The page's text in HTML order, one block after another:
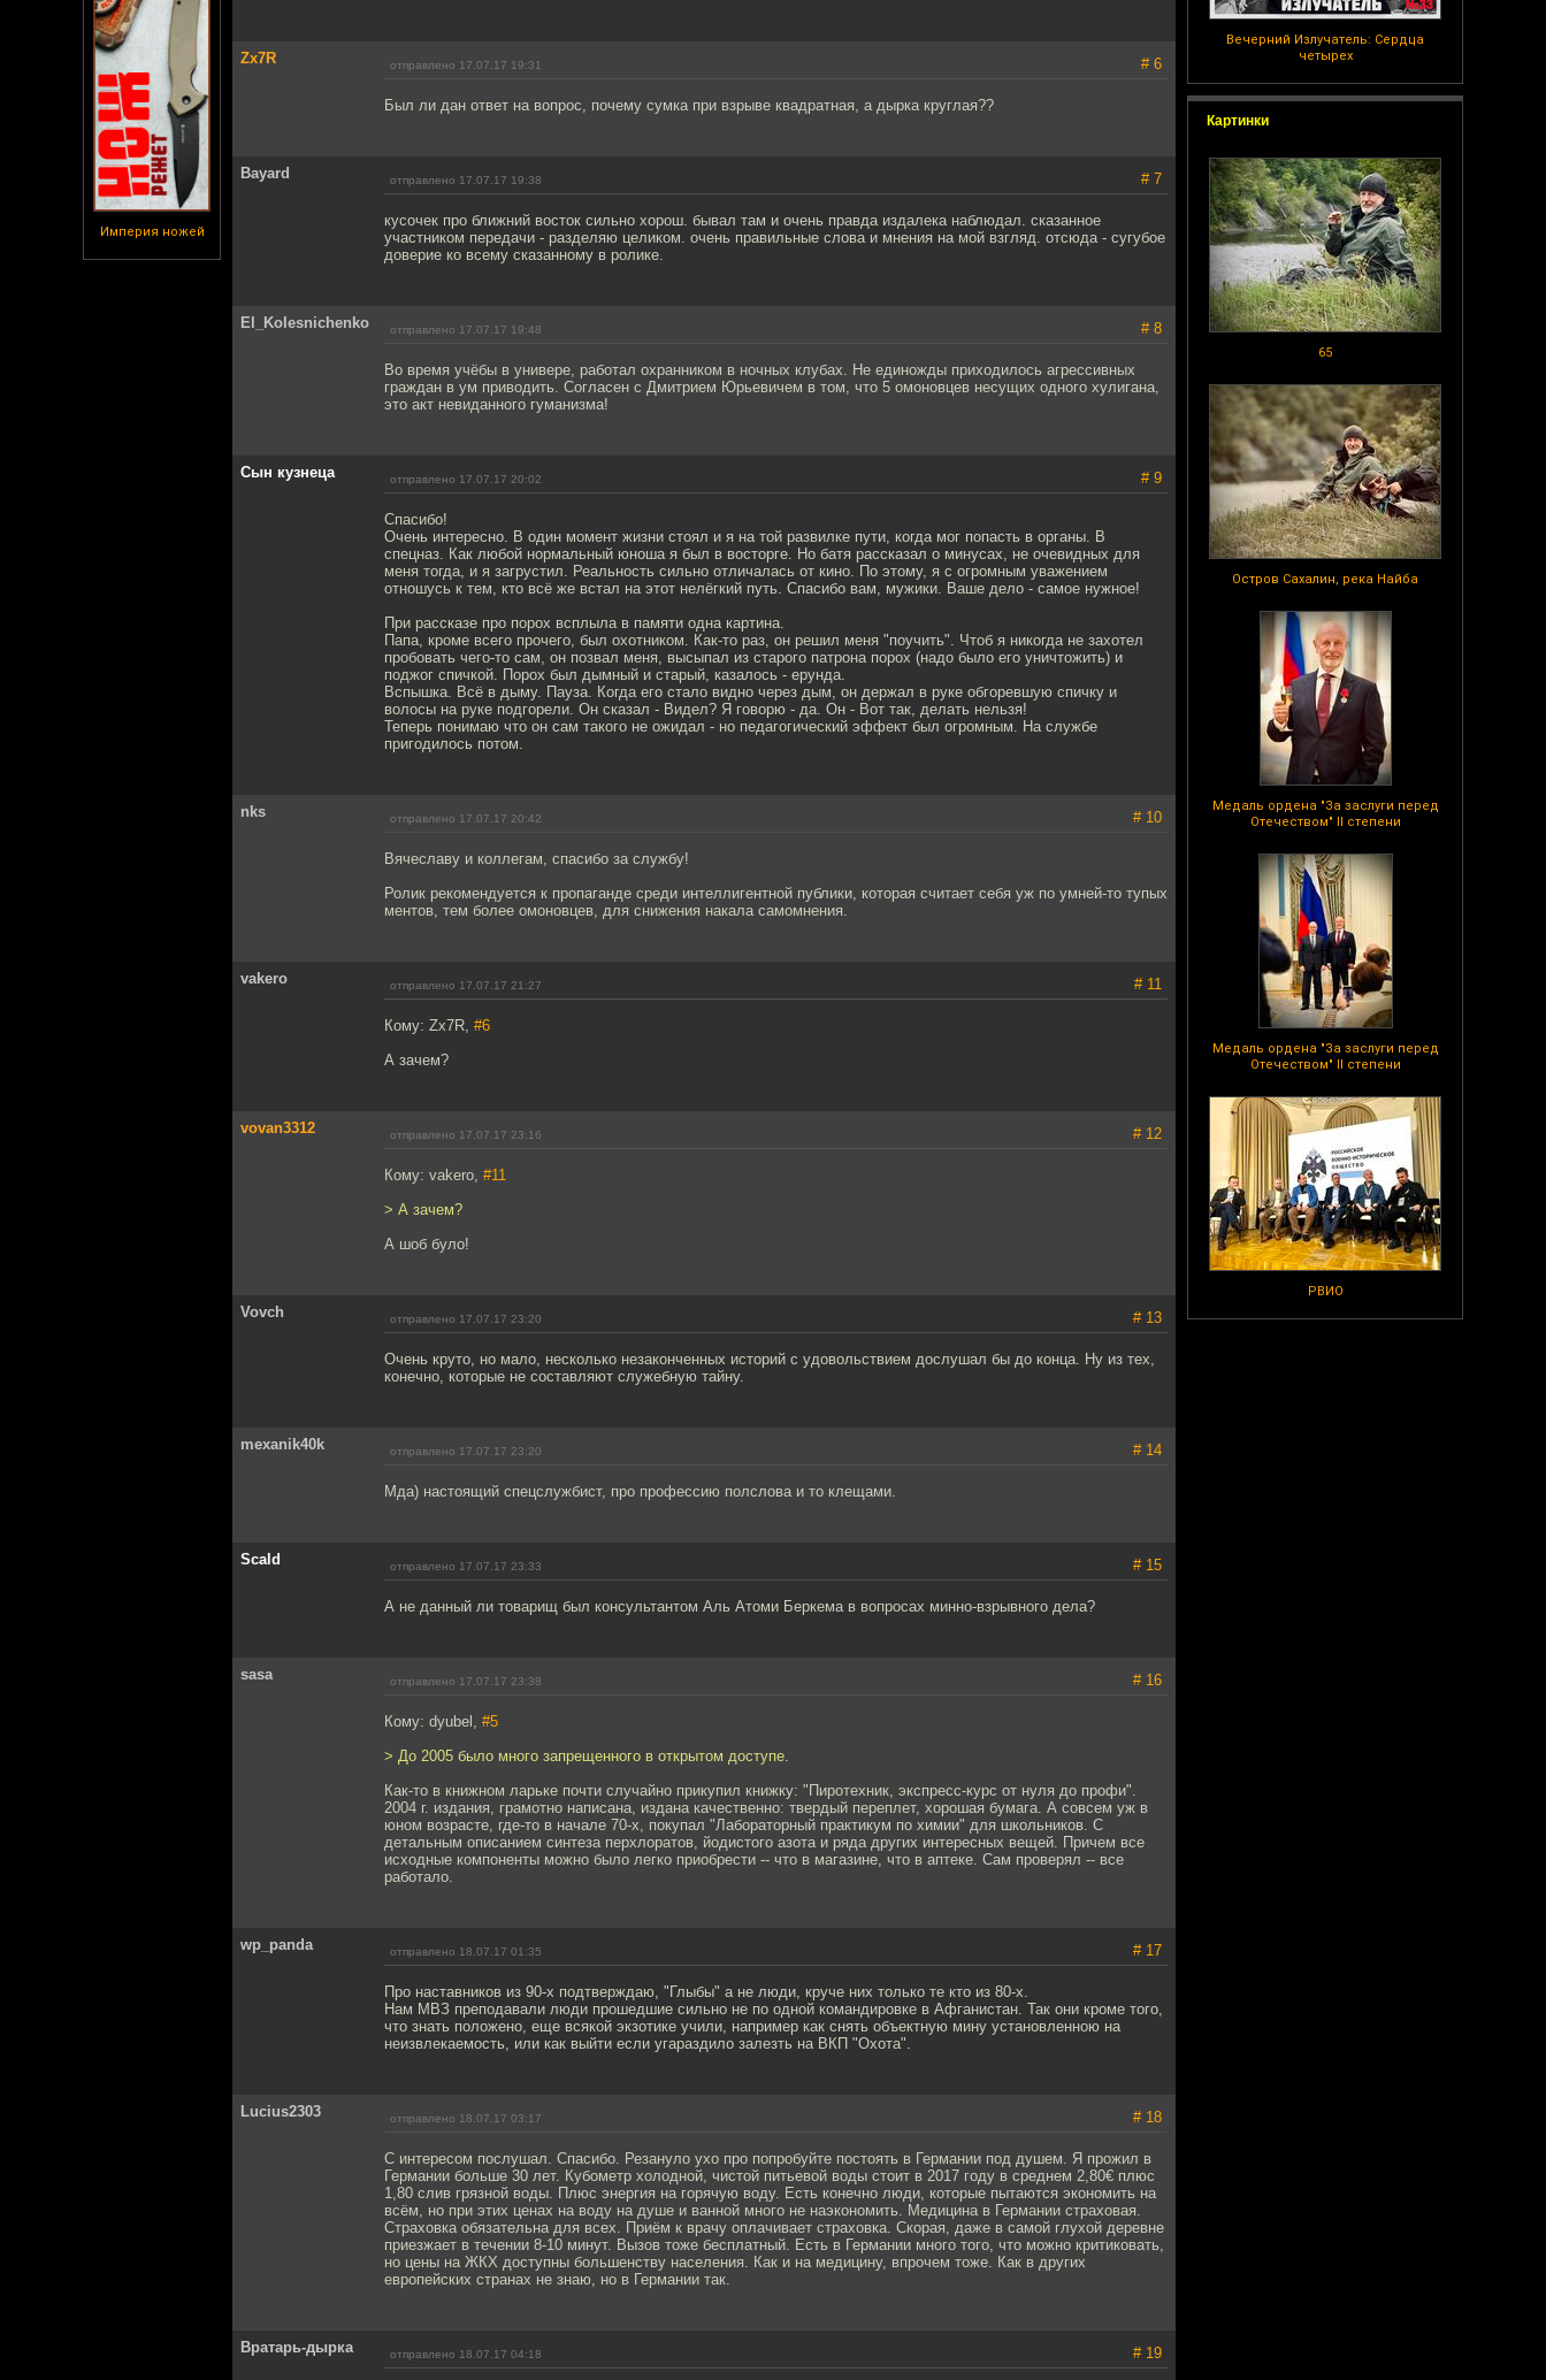
Империя ножей
Вечерний Излучатель: Сердца
четырех
Картинки
65
Остров Сахалин, река Найба
Медаль ордена "За заслуги перед
Отечеством" II степени
Медаль ордена "За заслуги перед
Отечеством" II степени
РВИО
Zx7R отправлено 17.07.17 19:31 # 6
Был ли дан ответ на вопрос, почему сумка при взрыве квадратная, а дырка круглая??
Bayard отправлено 17.07.17 19:38 # 7
кусочек про ближний восток сильно хорош. бывал там и очень правда издалека наблюдал. сказанное
участником передачи - разделяю целиком. очень правильные слова и мнения на мой взгляд. отсюда - сугубое
доверие ко всему сказанному в ролике.
El_Kolesnichenko отправлено 17.07.17 19:48 # 8
Во время учёбы в универе, работал охранником в ночных клубах. Не единожды приходилось агрессивных
граждан в ум приводить. Согласен с Дмитрием Юрьевичем в том, что 5 омоновцев несущих одного хулигана,
это акт невиданного гуманизма!
Сын кузнеца отправлено 17.07.17 20:02 # 9
Спасибо!
Очень интересно. В один момент жизни стоял и я на той развилке пути, когда мог попасть в органы. В
спецназ. Как любой нормальный юноша я был в восторге. Но батя рассказал о минусах, не очевидных для
меня тогда, и я загрустил. Реальность сильно отличалась от кино. По этому, я с огромным уважением
отношусь к тем, кто всё же встал на этот нелёгкий путь. Спасибо вам, мужики. Ваше дело - самое нужное!
При рассказе про порох всплыла в памяти одна картина.
Папа, кроме всего прочего, был охотником. Как-то раз, он решил меня "поучить". Чтоб я никогда не захотел
пробовать чего-то сам, он позвал меня, высыпал из старого патрона порох (надо было его уничтожить) и
поджог спичкой. Порох был дымный и старый, казалось - ерунда.
Вспышка. Всё в дыму. Пауза. Когда его стало видно через дым, он держал в руке обгоревшую спичку и
волосы на руке подгорели. Он сказал - Видел? Я говорю - да. Он - Вот так, делать нельзя!
Теперь понимаю что он сам такого не ожидал - но педагогический эффект был огромным. На службе
пригодилось потом.
nks отправлено 17.07.17 20:42 # 10
Вячеславу и коллегам, спасибо за службу!
Ролик рекомендуется к пропаганде среди интеллигентной публики, которая считает себя уж по умней-то тупых
ментов, тем более омоновцев, для снижения накала самомнения.
vakero отправлено 17.07.17 21:27 # 11
Кому: Zx7R, #6
А зачем?
vovan3312 отправлено 17.07.17 23:16 # 12
Кому: vakero, #11
> А зачем?
А шоб було!
Vovch отправлено 17.07.17 23:20 # 13
Очень круто, но мало, несколько незаконченных историй с удовольствием дослушал бы до конца. Ну из тех,
конечно, которые не составляют служебную тайну.
mexanik40k отправлено 17.07.17 23:20 # 14
Мда) настоящий спецслужбист, про профессию полслова и то клещами.
Scald отправлено 17.07.17 23:33 # 15
А не данный ли товарищ был консультантом Аль Атоми Беркема в вопросах минно-взрывного дела?
sasa отправлено 17.07.17 23:38 # 16
Кому: dyubel, #5
> До 2005 было много запрещенного в открытом доступе.
Как-то в книжном ларьке почти случайно прикупил книжку: "Пиротехник, экспресс-курс от нуля до профи".
2004 г. издания, грамотно написана, издана качественно: твердый переплет, хорошая бумага. А совсем уж в
юном возрасте, где-то в начале 70-х, покупал "Лабораторный практикум по химии" для школьников. С
детальным описанием синтеза перхлоратов, йодистого азота и ряда других интересных вещей. Причем все
исходные компоненты можно было легко приобрести -- что в магазине, что в аптеке. Сам проверял -- все
работало.
wp_panda отправлено 18.07.17 01:35 # 17
Про наставников из 90-х подтверждаю, "Глыбы" а не люди, круче них только те кто из 80-х.
Нам МВЗ преподавали люди прошедшие сильно не по одной командировке в Афганистан. Так они кроме того,
что знать положено, еще всякой экзотике учили, например как снять объектную мину установленною на
неизвлекаемость, или как выйти если угараздило залезть на ВКП "Охота".
Lucius2303 отправлено 18.07.17 03:17 # 18
С интересом послушал. Спасибо. Резануло ухо про попробуйте постоять в Германии под душем. Я прожил в
Германии больше 30 лет. Кубометр холодной, чистой питьевой воды стоит в 2017 году в среднем 2,80€ плюс
1,80 слив грязной воды. Плюс энергия на горячую воду. Есть конечно люди, которые пытаются экономить на
всём, но при этих ценах на воду на душе и ванной много не наэкономить. Медицина в Германии страховая.
Страховка обязательна для всех. Приём к врачу оплачивает страховка. Скорая, даже в самой глухой деревне
приезжает в течении 8-10 минут. Вызов тоже бесплатный. Есть в Германии много того, что можно критиковать,
но цены на ЖКХ доступны большенству населения. Как и на медицину, впрочем тоже. Как в других
европейских странах не знаю, но в Германии так.
Вратарь-дырка отправлено 18.07.17 04:18 # 19